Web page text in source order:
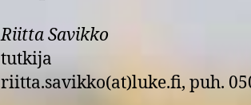
Riitta Savikko
tutkija
riitta.savikko(at)luke.fi, puh.